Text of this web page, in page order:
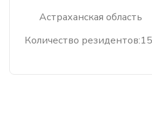
Астраханская область
Количество резидентов:15